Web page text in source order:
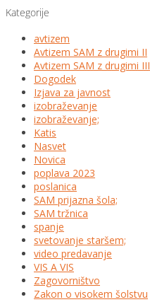
Kategorije
avtizem
Avtizem SAM z drugimi II
Avtizem SAM z drugimi III
Dogodek
Izjava za javnost
izobraževanje
izobraževanje;
Katis
Nasvet
Novica
poplava 2023
poslanica
SAM prijazna šola;
SAM tržnica
spanje
svetovanje staršem;
video predavanje
VIS A VIS
Zagovorništvo
Zakon o visokem šolstvu